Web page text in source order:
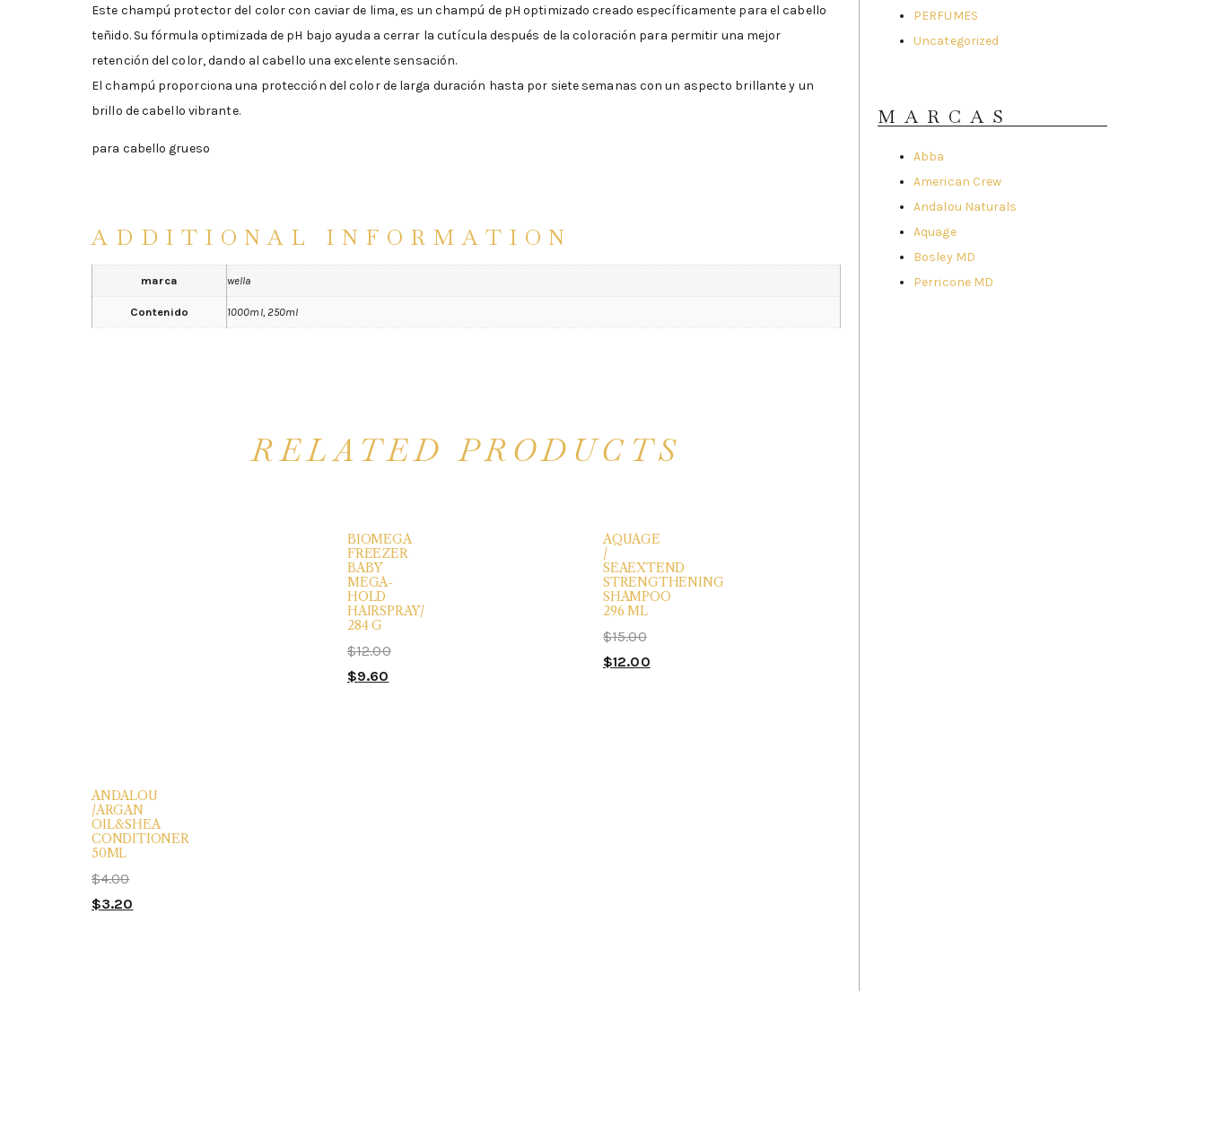
Este champú protector del color con caviar de lima, es un champú de pH optimizado creado específicamente para el cabello
teñido. Su fórmula optimizada de pH bajo ayuda a cerrar la cutícula después de la coloración para permitir una mejor
retención del color, dando al cabello una excelente sensación.
El champú proporciona una protección del color de larga duración hasta por siete semanas con un aspecto brillante y un
brillo de cabello vibrante.
para cabello grueso
ADDITIONAL INFORMATION
marca wella
Contenido 1000ml, 250ml
RELATED PRODUCTS
BIOMEGA
FREEZER
BABY
MEGA-
HOLD
HAIRSPRAY/
284 G
$12.00
$9.60
AQUAGE
/
SEAEXTEND
STRENGTHENING
SHAMPOO
296 ML
$15.00
$12.00
ANDALOU
/ARGAN
OIL&SHEA
CONDITIONER
50ML
$4.00
$3.20
PERFUMES
Uncategorized
MARCAS
Abba
American Crew
Andalou Naturals
Aquage
Bosley MD
Perricone MD